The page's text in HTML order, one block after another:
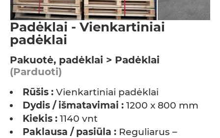
Padėklai - Vienkartiniai
padėklai
Pakuotė, padėklai > Padėklai
(Parduoti)
Rūšis : Vienkartiniai padėklai
Dydis / išmatavimai : 1200 x 800 mm
Kiekis : 1140 vnt
Paklausa / pasiūla : Reguliarus –